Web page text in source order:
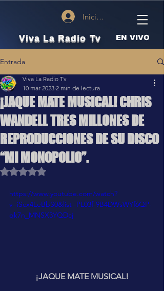
Iniciar sesión
Viva La Radio Tv EN VIVO
Entrada
¡JAQUE MATE MUSICAL! CHRIS
WANDELL TRES MILLONES DE
REPRODUCCIONES DE SU DISCO
“MI MONOPOLIO”.
Viva La Radio Tv
10 mar 2023 2 min de lectura
Obtuvo NaN de 5 estrellas.
https://www.youtube.com/watch?
v=iScx4LeBbS0&list=PL03f-9B4DWsWYf6QP-
qk7n_MNSX3YQDcj
¡JAQUE MATE MUSICAL!